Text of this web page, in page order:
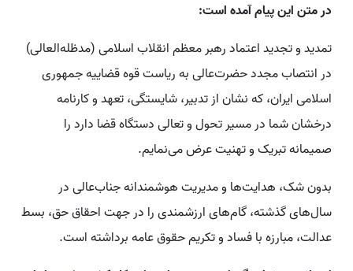
در متن این پیام آمده است:
تمدید و تجدید اعتماد رهبر معظم انقلاب اسلامی (مدظله‌العالی)
در انتصاب مجدد حضرت‌عالی به ریاست قوه قضاییه جمهوری
اسلامی ایران، که نشان از تدبیر، شایستگی، تعهد و کارنامه
درخشان شما در مسیر تحول و تعالی دستگاه قضا دارد را
صمیمانه تبریک و تهنیت عرض می‌نمایم.
بدون شک، هدایت‌ها و مدیریت هوشمندانه جناب‌عالی در
سال‌های گذشته، گام‌های ارزشمندی را در جهت احقاق حق، بسط
عدالت، مبارزه با فساد و تکریم حقوق عامه برداشته است.